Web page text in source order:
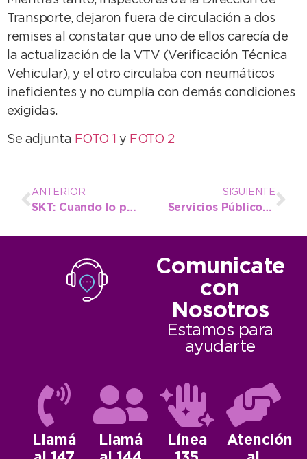
Transporte, dejaron fuera de circulación a dos
remises al constatar que uno de ellos carecía de
la actualización de la VTV (Verificación Técnica
Vehicular), y el otro circulaba con neumáticos
ineficientes y no cumplía con demás condiciones
exigidas.
Se adjunta FOTO 1 y FOTO 2
ANTERIOR
SKT: Cuando lo privado y lo público se mancomunan para crecer juntos
SIGUIENTE
Servicios Públicos: tareas de limpieza y entoscado en Quequén
Comunicate
con
Nosotros
Estamos para
ayudarte
Llamá
Llamá
Línea
Atención